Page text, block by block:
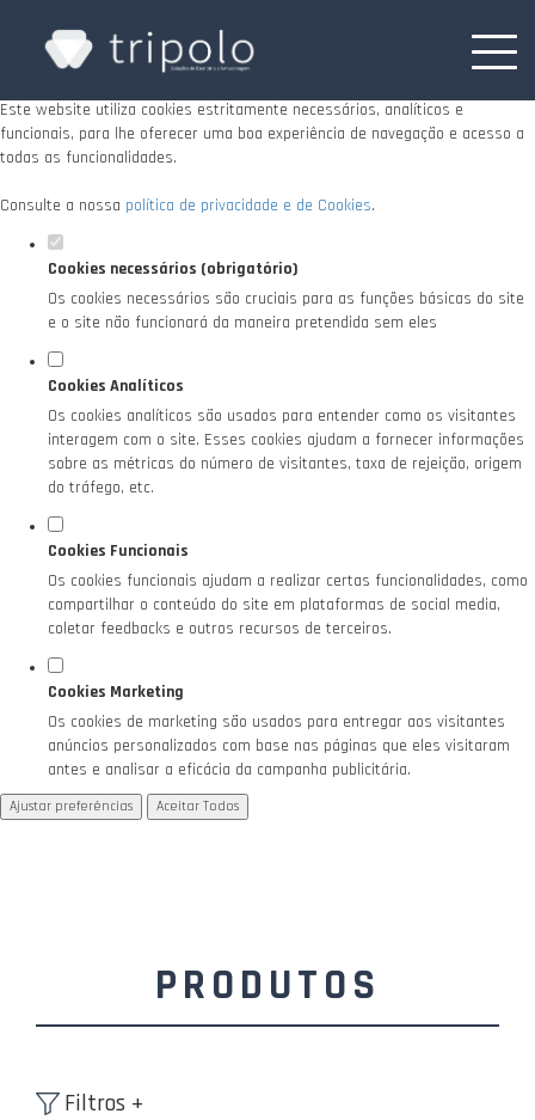
Defina as suas preferências de cookies para
este website.
Este website utiliza cookies estritamente necessários, analíticos e
funcionais, para lhe oferecer uma boa experiência de navegação e acesso a
todas as funcionalidades.
Consulte a nossa política de privacidade e de Cookies.
Cookies necessários (obrigatório)
Os cookies necessários são cruciais para as funções básicas do site
e o site não funcionará da maneira pretendida sem eles
Cookies Analíticos
Os cookies analíticos são usados para entender como os visitantes
interagem com o site. Esses cookies ajudam a fornecer informações
sobre as métricas do número de visitantes, taxa de rejeição, origem
do tráfego, etc.
Cookies Funcionais
Os cookies funcionais ajudam a realizar certas funcionalidades, como
compartilhar o conteúdo do site em plataformas de social media,
coletar feedbacks e outros recursos de terceiros.
Cookies Marketing
Os cookies de marketing são usados para entregar aos visitantes
anúncios personalizados com base nas páginas que eles visitaram
antes e analisar a eficácia da campanha publicitária.
Ajustar preferências Aceitar Todos
PRODUTOS
Filtros +